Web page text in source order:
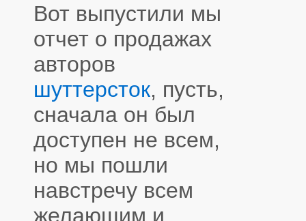
Вот выпустили мы
отчет о продажах
авторов
шуттерсток, пусть,
сначала он был
доступен не всем,
но мы пошли
навстречу всем
желающим и